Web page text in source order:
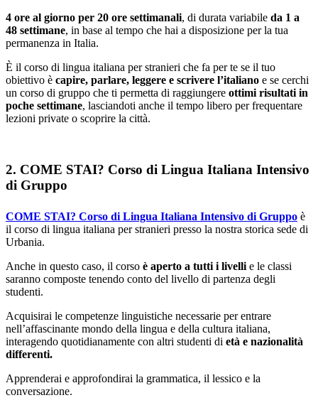
4 ore al giorno per 20 ore settimanali, di durata variabile da 1 a
48 settimane, in base al tempo che hai a disposizione per la tua
permanenza in Italia.
È il corso di lingua italiana per stranieri che fa per te se il tuo
obiettivo è capire, parlare, leggere e scrivere l’italiano e se cerchi
un corso di gruppo che ti permetta di raggiungere ottimi risultati in
poche settimane, lasciandoti anche il tempo libero per frequentare
lezioni private o scoprire la città.
2. COME STAI? Corso di Lingua Italiana Intensivo
di Gruppo
COME STAI? Corso di Lingua Italiana Intensivo di Gruppo è
il corso di lingua italiana per stranieri presso la nostra storica sede di
Urbania.
Anche in questo caso, il corso è aperto a tutti i livelli e le classi
saranno composte tenendo conto del livello di partenza degli
studenti.
Acquisirai le competenze linguistiche necessarie per entrare
nell’affascinante mondo della lingua e della cultura italiana,
interagendo quotidianamente con altri studenti di età e nazionalità
differenti.
Apprenderai e approfondirai la grammatica, il lessico e la
conversazione.